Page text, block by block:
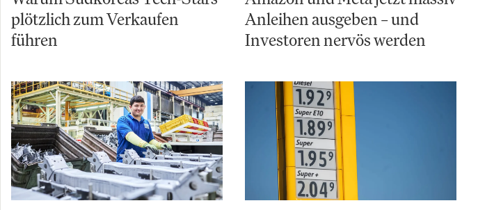
plötzlich zum Verkaufen
führen
Anleihen ausgeben – und
Investoren nervös werden